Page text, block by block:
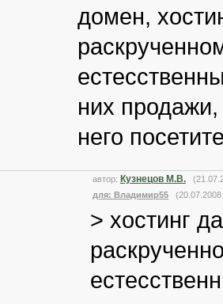
домен,
них
него
автор: Кузнецов М.В.
для: Владимир55 (20.07.2008
> хостинг